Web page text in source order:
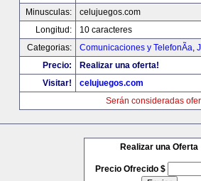
Minusculas:
celujuegos.com
Longitud:
10 caracteres
Categorias:
Comunicaciones y TelefonÃ­a,
Precio:
Realizar una oferta!
Visitar!
celujuegos.com
Serán consideradas
Realizar una Oferta
Precio Ofrecido $